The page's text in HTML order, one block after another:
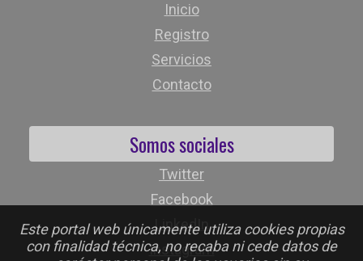
Este portal web únicamente utiliza cookies propias
con finalidad técnica, no recaba ni cede datos de
Inicio
Registro
Servicios
Contacto
Somos sociales
Twitter
Facebook
LinkedIn
Instagram